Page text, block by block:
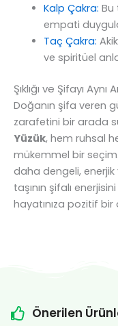
Kalp Çakra: Bu
empati
Taç Çakra:
ve spiritüel
Şıklığı ve Şifayı
Doğanın şifa veren
zarafetini bir arada
Yüzük, hem ruhsal
mükemmel bir
daha dengeli, enerjik
taşının şifalı
hayatınıza pozitif bir
Önerilen